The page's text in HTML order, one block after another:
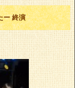
ー 終演